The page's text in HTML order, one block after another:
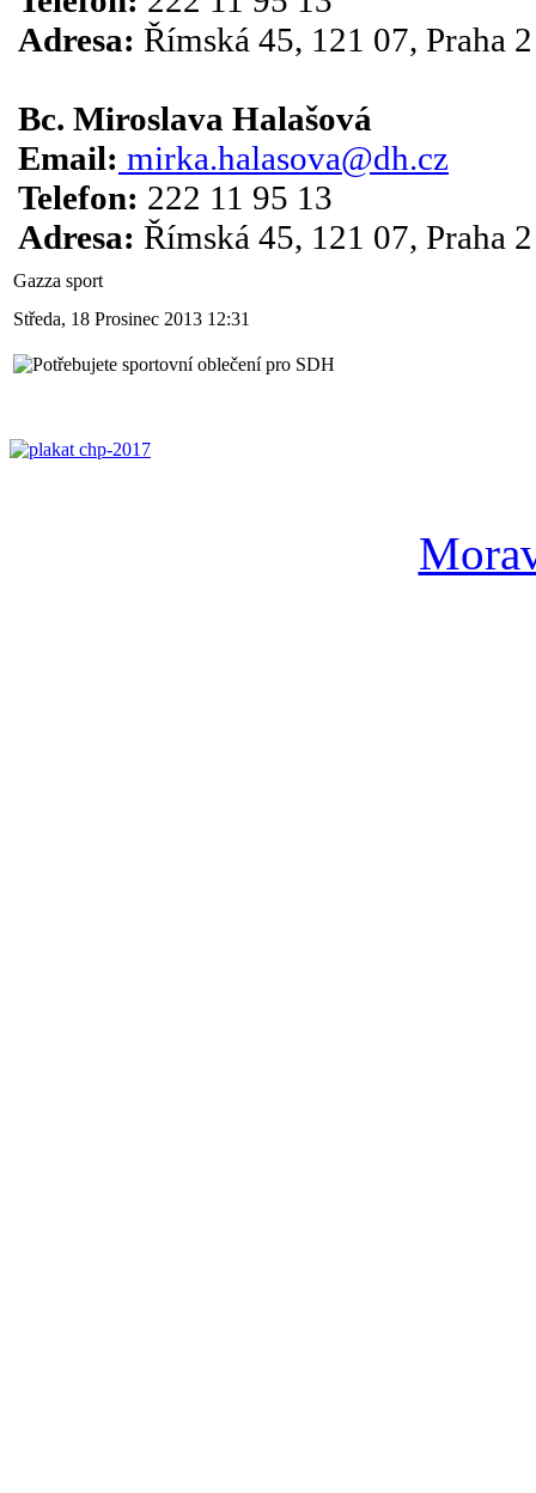
Adresa: Římská 45, 121 07, Praha 2
Bc. Miroslava Halašová
Email: mirka.halasova@dh.cz
Telefon: 222 11 95 13
Adresa: Římská 45, 121 07, Praha 2
Gazza sport
Středa, 18 Prosinec 2013 12:31